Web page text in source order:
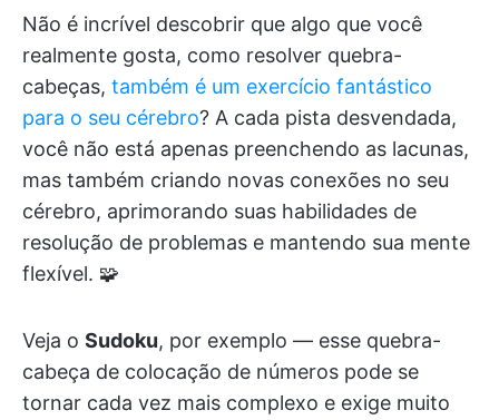
Não é incrível descobrir que algo que você
realmente gosta, como resolver quebra-
cabeças, também é um exercício fantástico
para o seu cérebro? A cada pista desvendada,
você não está apenas preenchendo as lacunas,
mas também criando novas conexões no seu
cérebro, aprimorando suas habilidades de
resolução de problemas e mantendo sua mente
flexível. 🧩
Veja o Sudoku, por exemplo — esse quebra-
cabeça de colocação de números pode se
tornar cada vez mais complexo e exige muito